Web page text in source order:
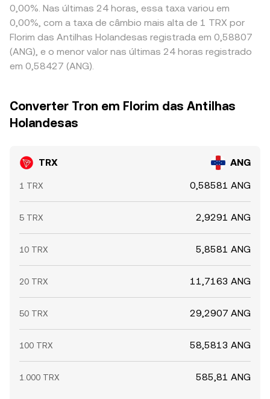
0,00%. Nas últimas 24 horas, essa taxa variou em
0,00%, com a taxa de câmbio mais alta de 1 TRX por
Florim das Antilhas Holandesas registrada em 0,58807
(ANG), e o menor valor nas últimas 24 horas registrado
em 0,58427 (ANG).
Converter Tron em Florim das Antilhas
Holandesas
TRX ANG
1 TRX 0,58581 ANG
5 TRX 2,9291 ANG
10 TRX 5,8581 ANG
20 TRX 11,7163 ANG
50 TRX 29,2907 ANG
100 TRX 58,5813 ANG
1.000 TRX 585,81 ANG